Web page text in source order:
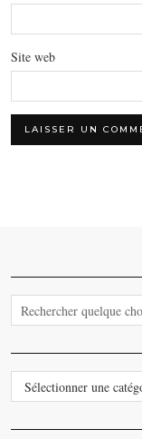
Site web
CATEGORIES